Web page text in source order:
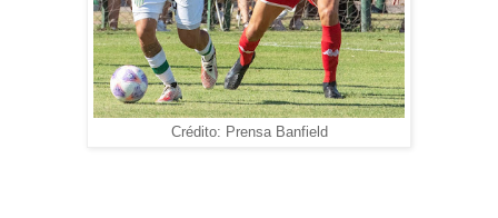
Crédito: Prensa Banfield